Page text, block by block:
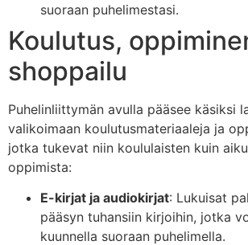
suoraan puhelimestasi.
Koulutus,
shoppailu
Puhelinliittymän avulla pääsee käsiksi
valikoimaan koulutusmateriaaleja ja
jotka tukevat niin koululaisten kuin
oppimista:
E-kirjat ja audiokirjat: Lukuisat
pääsyn tuhansiin kirjoihin, jotka
kuunnella suoraan puhelimella.